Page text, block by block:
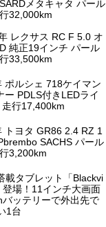
メタキャタ パール
32,000km
レクサス RC F 5.0 オ
純正19インチ パール
33,500km
ポルシェ 718ケイマン
ー PDLS付きLEDライ
走行17,400km
トヨタ GR86 2.4 RZ 1
SACHS パール
3,200km
載タブレット「Blackvi
場！11インチ大画面
バッテリーで外出先で
1台